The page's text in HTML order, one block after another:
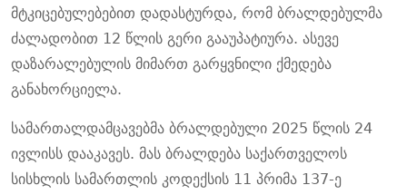
მტკიცებულებებით დადასტურდა, რომ ბრალდებულმა
ძალადობით 12 წლის გერი გააუპატიურა. ასევე
დაზარალებულის მიმართ გარყვნილი ქმედება
განახორციელა.
სამართალდამცავებმა ბრალდებული 2025 წლის 24
ივლისს დააკავეს. მას ბრალდება საქართველოს
სისხლის სამართლის კოდექსის 11 პრიმა 137-ე